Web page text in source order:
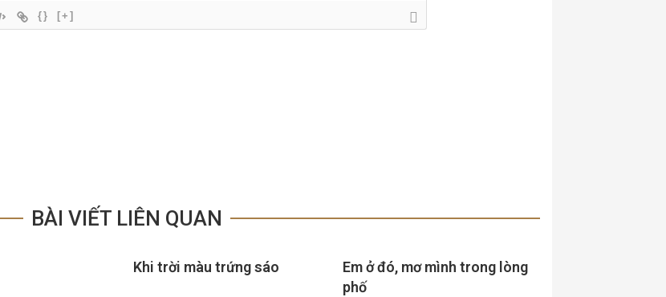
{} [+]
BÀI VIẾT LIÊN QUAN
Khi trời màu trứng sáo
Em ở đó, mơ mình trong lòng
phố